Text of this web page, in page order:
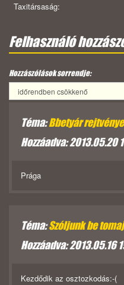
Taxitársaság:
Felhasználó
Hozzászólások sorrendje:
Téma:Bbetyár
Hozzáadva: 2013.05.20
Prága
Téma:Szóljunk be
Hozzáadva: 2013.05.16
Kezdődik az osztozkodás:-(